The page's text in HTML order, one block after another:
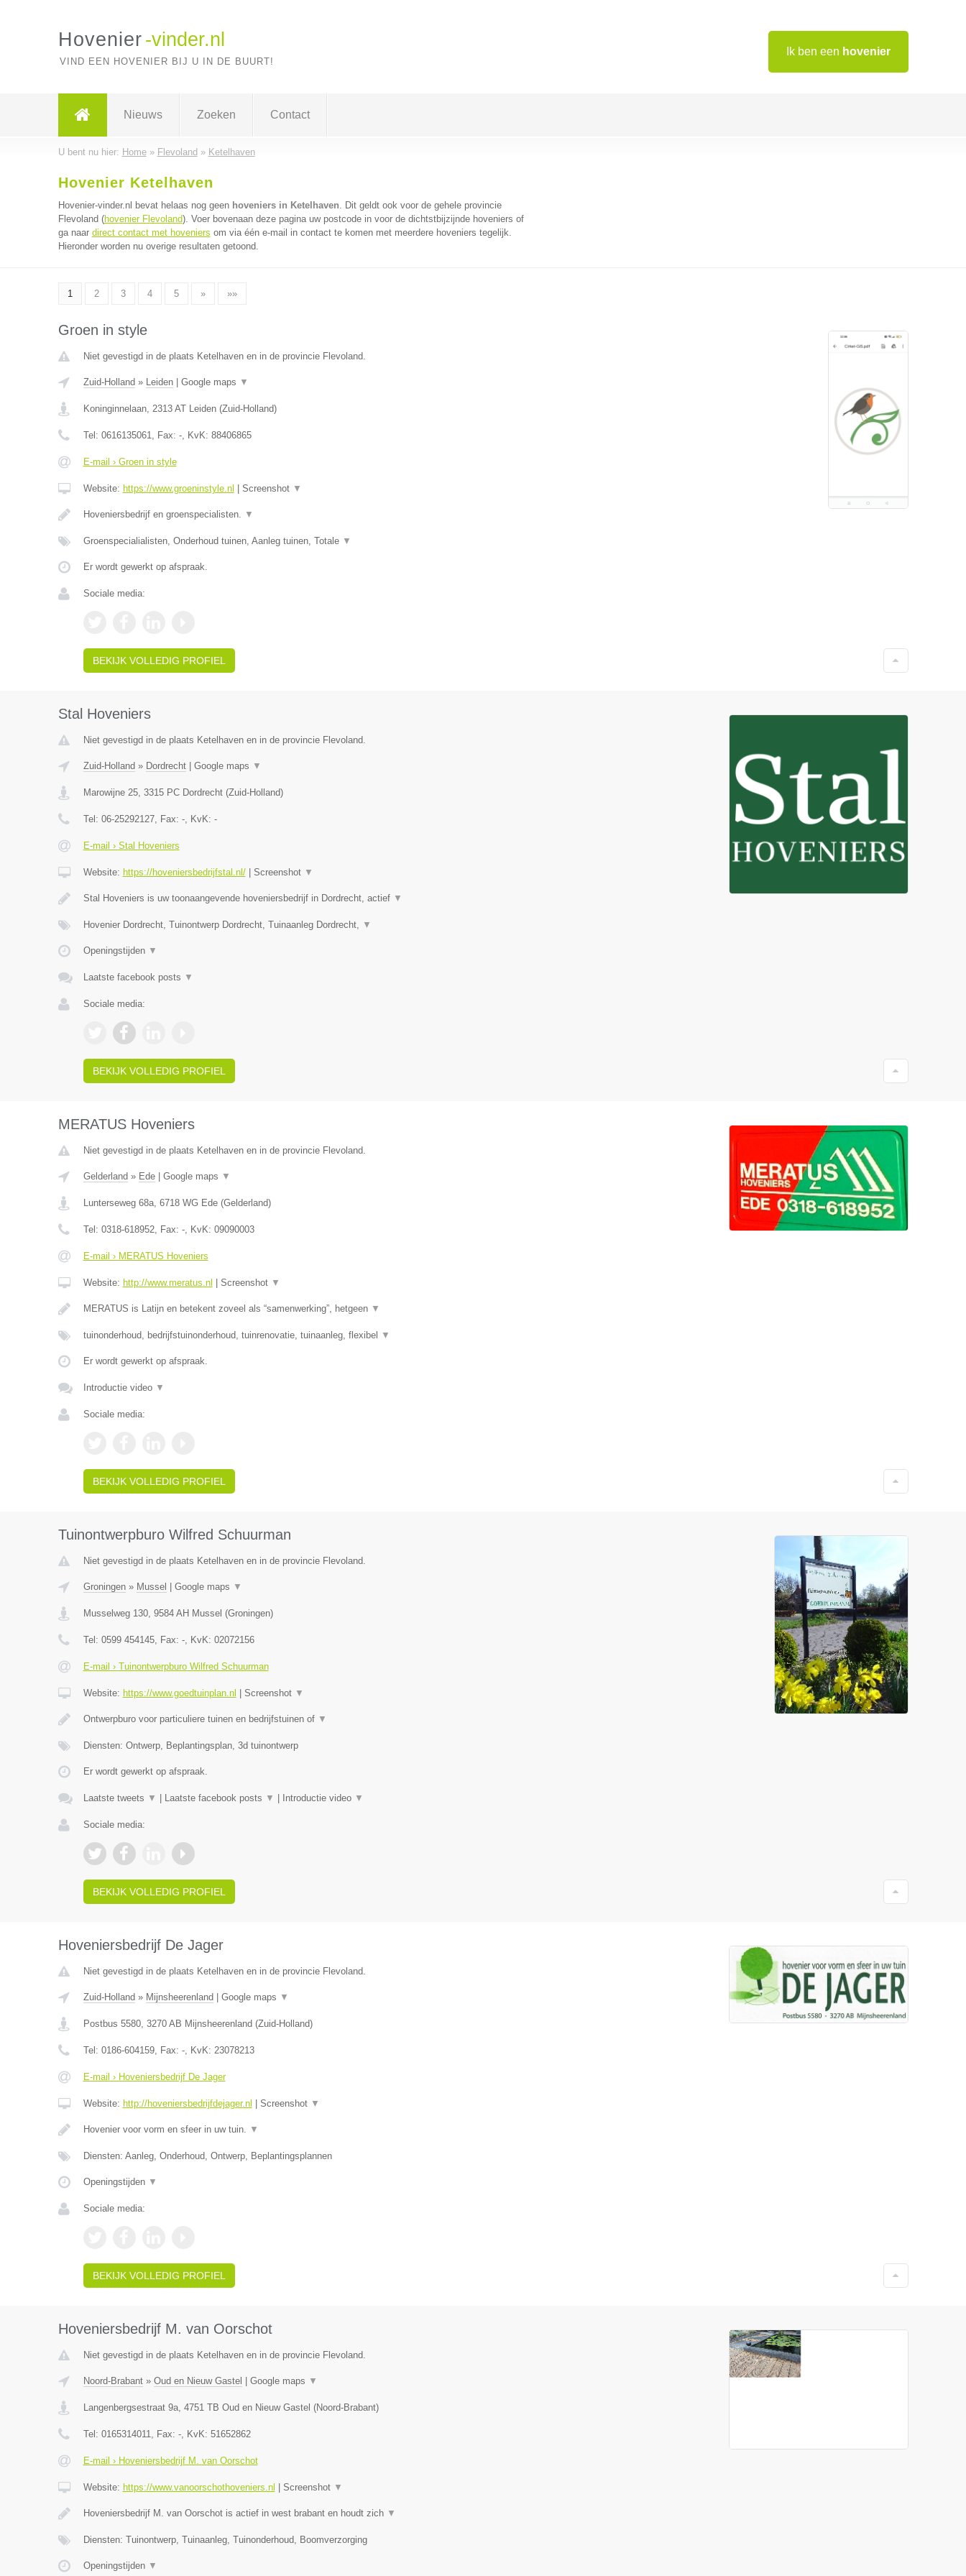
Ik ben een hovenier
Hovenier -vinder.nl
VIND EEN HOVENIER BIJ U IN DE BUURT!
Nieuws Zoeken Contact
U bent nu hier: Home» Flevoland » Ketelhaven
Hovenier Ketelhaven
Hovenier-vinder.nl bevat helaas nog geen hoveniers in Ketelhaven. Dit geldt ook voor de gehele provincie
Flevoland (hovenier Flevoland). Voer bovenaan deze pagina uw postcode in voor de dichtstbijzijnde hoveniers of
ga naar direct contact met hoveniers om via één e-mail in contact te komen met meerdere hoveniers tegelijk.
Hieronder worden nu overige resultaten getoond.
1 2 3 4 5 » »»
Groen in style
Niet gevestigd in de plaats Ketelhaven en in de provincie Flevoland.
Zuid-Holland » Leiden| Google maps ▼
Koninginnelaan, 2313 AT Leiden(Zuid-Holland)
Tel: 0616135061, Fax: -, KvK: 88406865
E-mail › Groen in style
Website: https://www.groeninstyle.nl Screenshot ▼
Hoveniersbedrijf en groenspecialisten. ▼
Groenspecialialisten, Onderhoud tuinen, Aanleg tuinen, Totale ▼
Er wordt gewerkt op afspraak.
Sociale media:
BEKIJK VOLLEDIG PROFIEL
Stal Hoveniers
Niet gevestigd in de plaats Ketelhaven en in de provincie Flevoland.
Zuid-Holland » Dordrecht| Google maps ▼
Marowijne 25, 3315 PC Dordrecht(Zuid-Holland)
Tel: 06-25292127, Fax: -, KvK: -
E-mail › Stal Hoveniers
Website: https://hoveniersbedrijfstal.nl/| Screenshot ▼
Stal Hoveniers is uw toonaangevende hoveniersbedrijf in Dordrecht, actief ▼
Hovenier Dordrecht, Tuinontwerp Dordrecht, Tuinaanleg Dordrecht, ▼
Openingstijden ▼
Laatste facebook posts ▼
Sociale media:
BEKIJK VOLLEDIG PROFIEL
MERATUS Hoveniers
Niet gevestigd in de plaats Ketelhaven en in de provincie Flevoland.
Gelderland » Ede| Google maps ▼
Lunterseweg 68a, 6718 WG Ede(Gelderland)
Tel: 0318-618952, Fax: -, KvK: 09090003
E-mail › MERATUS Hoveniers
Website: http://www.meratus.nl Screenshot ▼
MERATUS is Latijn en betekent zoveel als “samenwerking”, hetgeen ▼
tuinonderhoud, bedrijfstuinonderhoud, tuinrenovatie, tuinaanleg, flexibel ▼
Er wordt gewerkt op afspraak.
Introductie video ▼
Sociale media:
BEKIJK VOLLEDIG PROFIEL
Tuinontwerpburo Wilfred Schuurman
Niet gevestigd in de plaats Ketelhaven en in de provincie Flevoland.
Groningen» Mussel Google maps ▼
Musselweg 130, 9584 AH Mussel (Groningen)
Tel: 0599 454145, Fax: -, KvK: 02072156
E-mail › Tuinontwerpburo Wilfred Schuurman
Website: https://www.goedtuinplan.nl Screenshot ▼
Ontwerpburo voor particuliere tuinen en bedrijfstuinen of ▼
Diensten: Ontwerp, Beplantingsplan, 3d tuinontwerp
Er wordt gewerkt op afspraak.
Laatste tweets ▼ Laatste facebook posts ▼ Introductie video ▼
Sociale media:
BEKIJK VOLLEDIG PROFIEL
Hoveniersbedrijf De Jager
Niet gevestigd in de plaats Ketelhaven en in de provincie Flevoland.
Zuid-Holland » Mijnsheerenland Google maps ▼
Postbus 5580, 3270 AB Mijnsheerenland (Zuid-Holland)
Tel: 0186-604159, Fax: -, KvK: 23078213
E-mail › Hoveniersbedrijf De Jager
Website: http://hoveniersbedrijfdejager.nl Screenshot ▼
Hovenier voor vorm en sfeer in uw tuin. ▼
Diensten: Aanleg, Onderhoud, Ontwerp, Beplantingsplannen
Openingstijden ▼
Sociale media:
BEKIJK VOLLEDIG PROFIEL
Hoveniersbedrijf M. van Oorschot
Niet gevestigd in de plaats Ketelhaven en in de provincie Flevoland.
Noord-Brabant» Oud en Nieuw Gastel Google maps ▼
Langenbergsestraat 9a, 4751 TB Oud en Nieuw Gastel (Noord-Brabant)
Tel: 0165314011, Fax: -, KvK: 51652862
E-mail › Hoveniersbedrijf M. van Oorschot
Website: https://www.vanoorschothoveniers.nl Screenshot ▼
Hoveniersbedrijf M. van Oorschot is actief in west brabant en houdt zich ▼
Diensten: Tuinontwerp, Tuinaanleg, Tuinonderhoud, Boomverzorging
Openingstijden ▼